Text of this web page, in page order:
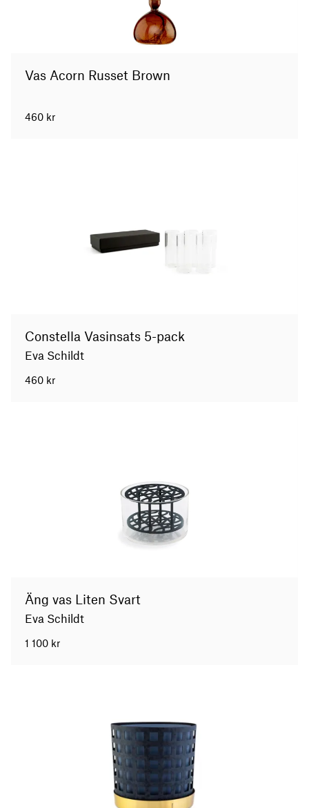
Vas Acorn Russet Brown
460 kr
Constella Vasinsats 5-pack
Eva Schildt
460 kr
Äng vas Liten Svart
Eva Schildt
1 100 kr